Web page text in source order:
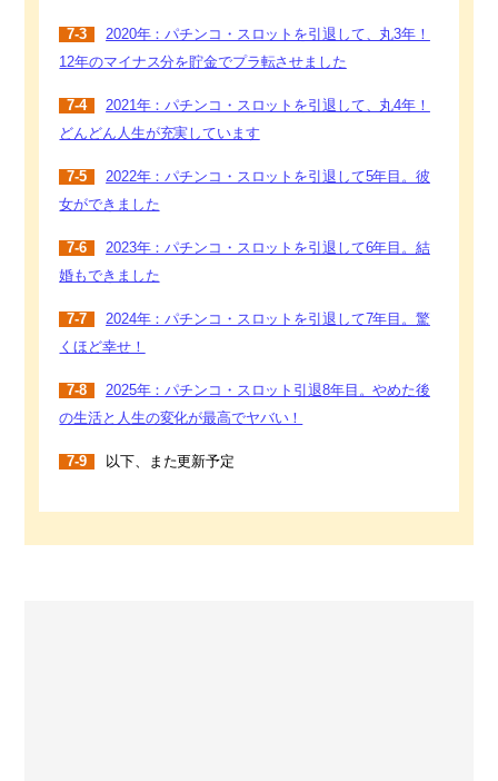
7-3
2020年：パチンコ・スロットを引退して、丸3年！
12年のマイナス分を貯金でプラ転させました
7-4
2021年：パチンコ・スロットを引退して、丸4年！
どんどん人生が充実しています
7-5
2022年：パチンコ・スロットを引退して5年目。彼
女ができました
7-6
2023年：パチンコ・スロットを引退して6年目。結
婚もできました
7-7
2024年：パチンコ・スロットを引退して7年目。驚
くほど幸せ！
7-8
2025年：パチンコ・スロット引退8年目。やめた後
の生活と人生の変化が最高でヤバい！
7-9 以下、また更新予定